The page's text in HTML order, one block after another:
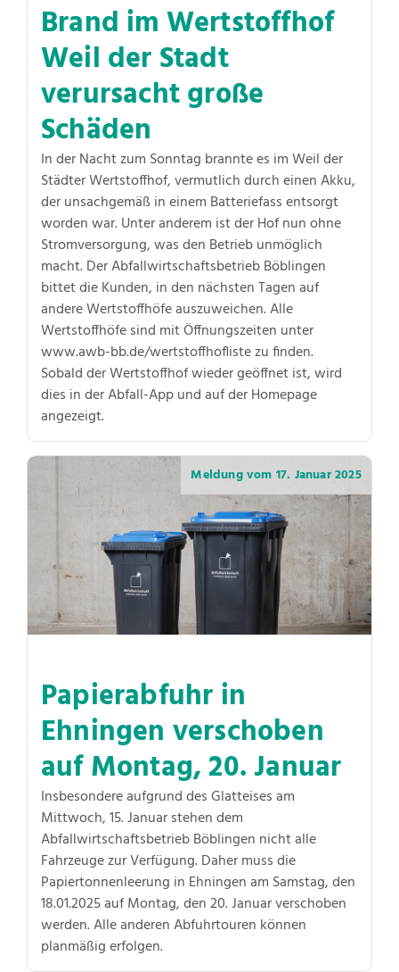
Brand im Wertstoffhof
Weil der Stadt
verursacht große
Schäden
In der Nacht zum Sonntag brannte es im Weil der
Städter Wertstoffhof, vermutlich durch einen Akku,
der unsachgemäß in einem Batteriefass entsorgt
worden war. Unter anderem ist der Hof nun ohne
Stromversorgung, was den Betrieb unmöglich
macht. Der Abfallwirtschaftsbetrieb Böblingen
bittet die Kunden, in den nächsten Tagen auf
andere Wertstoffhöfe auszuweichen. Alle
Wertstoffhöfe sind mit Öffnungszeiten unter
www.awb-bb.de/wertstoffhofliste zu finden.
Sobald der Wertstoffhof wieder geöffnet ist, wird
dies in der Abfall-App und auf der Homepage
angezeigt.
Meldung vom 17. Januar 2025
Papierabfuhr in
Ehningen verschoben
auf Montag, 20. Januar
Insbesondere aufgrund des Glatteises am
Mittwoch, 15. Januar stehen dem
Abfallwirtschaftsbetrieb Böblingen nicht alle
Fahrzeuge zur Verfügung. Daher muss die
Papiertonnenleerung in Ehningen am Samstag, den
18.01.2025 auf Montag, den 20. Januar verschoben
werden. Alle anderen Abfuhrtouren können
planmäßig erfolgen.